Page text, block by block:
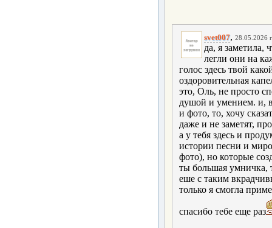
svet007, 28.05.2026
да, я заметила,
легли они на
голос здесь твой
оздоровительная
это, Оль, не просто
душой и умением. и,
и фото, то, хочу
даже и не заметят,
а у тебя здесь и
истории песни и
фото), но которые
ты большая умничка,
еше с таким
только я смогла
спасибо тебе еще раз